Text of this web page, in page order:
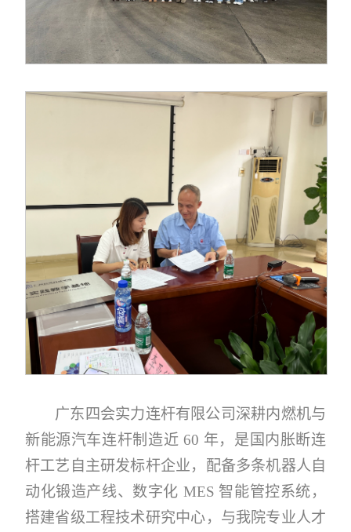
广东四会实力连杆有限公司深耕内燃机与
新能源汽车连杆制造近 60 年，是国内胀断连
杆工艺自主研发标杆企业，配备多条机器人自
动化锻造产线、数字化 MES 智能管控系统，
搭建省级工程技术研究中心，与我院专业人才